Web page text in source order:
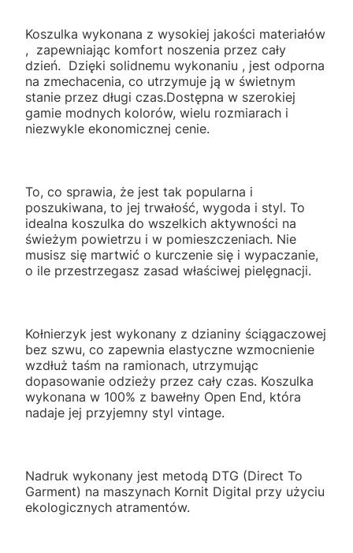
Koszulka wykonana z wysokiej jakości materiałów
, zapewniając komfort noszenia przez cały
dzień. Dzięki solidnemu wykonaniu , jest odporna
na zmechacenia, co utrzymuje ją w świetnym
stanie przez długi czas.Dostępna w szerokiej
gamie modnych kolorów, wielu rozmiarach i
niezwykle ekonomicznej cenie.
To, co sprawia, że jest tak popularna i
poszukiwana, to jej trwałość, wygoda i styl. To
idealna koszulka do wszelkich aktywności na
świeżym powietrzu i w pomieszczeniach. Nie
musisz się martwić o kurczenie się i wypaczanie,
o ile przestrzegasz zasad właściwej pielęgnacji.
Kołnierzyk jest wykonany z dzianiny ściągaczowej
bez szwu, co zapewnia elastyczne wzmocnienie
wzdłuż taśm na ramionach, utrzymując
dopasowanie odzieży przez cały czas. Koszulka
wykonana w 100% z bawełny Open End, która
nadaje jej przyjemny styl vintage.
Nadruk wykonany jest metodą DTG (Direct To
Garment) na maszynach Kornit Digital przy użyciu
ekologicznych atramentów.